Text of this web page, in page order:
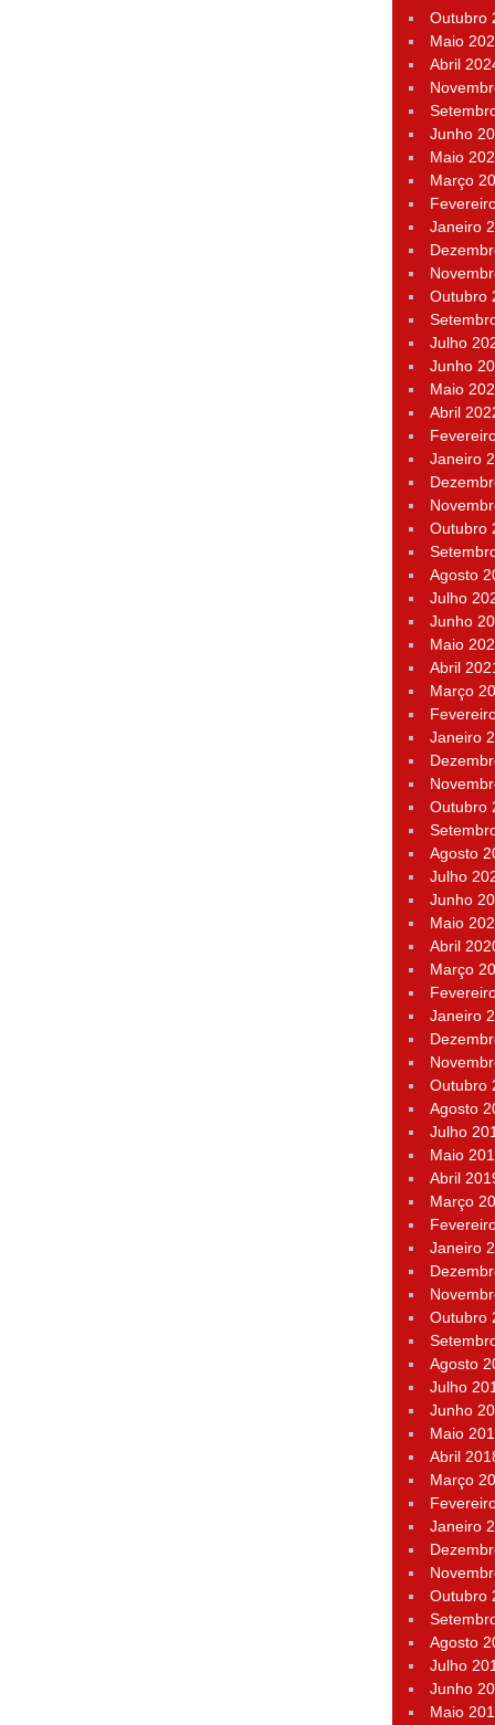
Outubro
Maio
Abril
Junho
Maio
Março
Janeiro
Outubro
Julho
Junho
Maio
Abril
Janeiro
Outubro
Agosto
Julho
Junho
Maio
Abril
Março
Janeiro
Outubro
Agosto
Julho
Junho
Maio
Abril
Março
Janeiro
Outubro
Agosto
Julho
Maio
Abril
Março
Janeiro
Outubro
Agosto
Julho
Junho
Maio
Abril
Março
Janeiro
Outubro
Agosto
Julho
Junho
Maio